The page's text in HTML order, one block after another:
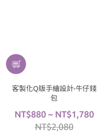
客製化Q版手繪設計-牛仔錢
包
NT$880 ~ NT$1,780
NT$2,080